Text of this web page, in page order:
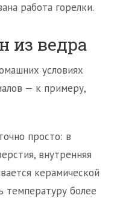
работа горелки.
из ведра
условиях
— к примеру,
просто: в
внутренняя
керамической
температуру более